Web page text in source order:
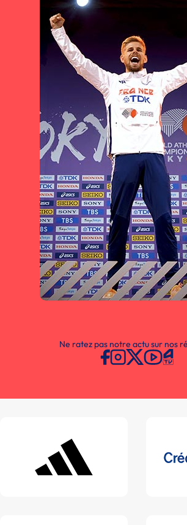
Ne ratez pas notre actu sur nos